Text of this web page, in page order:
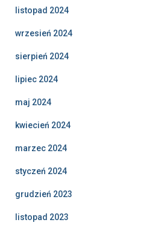
listopad 2024
wrzesień 2024
sierpień 2024
lipiec 2024
maj 2024
kwiecień 2024
marzec 2024
styczeń 2024
grudzień 2023
listopad 2023